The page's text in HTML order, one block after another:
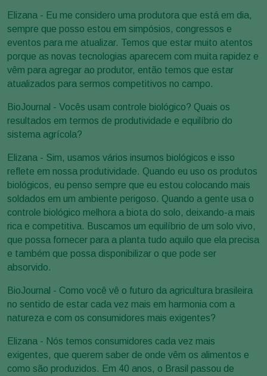
Elizana - Eu me considero uma produtora que está em dia,
sempre que posso estou em simpósios, congressos e
eventos para me atualizar. Temos que estar muito atentos
porque as novas tecnologias aparecem com muita rapidez e
vêm para agregar ao produtor, então temos que estar
atualizados para sermos competitivos no campo.
BioJournal - Vocês usam controle biológico? Quais os
resultados em termos de produtividade e equilíbrio do
sistema agrícola?
Elizana - Sim, usamos vários insumos biológicos e isso
reflete em nossa produtividade. Quando eu uso os produtos
biológicos, eu penso sempre que eu estou colocando mais
soldados em um ambiente perigoso. Quando a gente usa o
controle biológico melhora a biota do solo, deixando-a mais
rica e competitiva. Buscamos um equilíbrio de um solo vivo,
que possa fornecer para a planta tudo aquilo que ela precisa
e também que possa disponibilizar o que pode ser
absorvido.
BioJournal - Como você vê o futuro da agricultura brasileira
no sentido de estar cada vez mais em harmonia com a
natureza e com os consumidores mais exigentes?
Elizana - Nós temos consumidores cada vez mais
exigentes, que querem saber de onde vêm os alimentos e
como são produzidos. Em 40 anos, o Brasil passou de